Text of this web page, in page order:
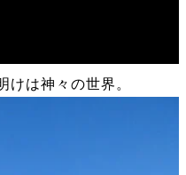
けは神々の世界。